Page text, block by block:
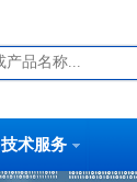
技术服务